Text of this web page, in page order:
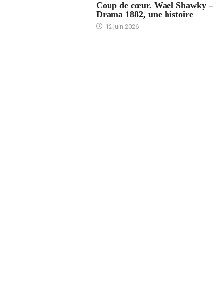
Coup de cœur. Wael Shawky –
Drama 1882, une histoire
12 juin 2026